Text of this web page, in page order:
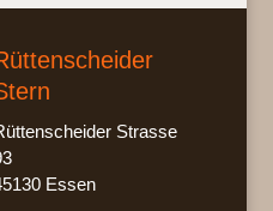
Strasse
Essen